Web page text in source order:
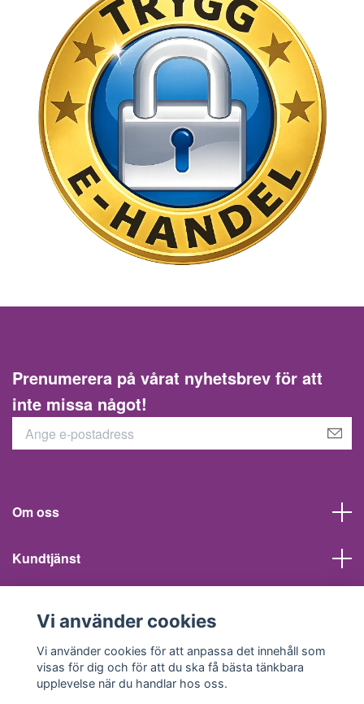
Prenumerera på vårat nyhetsbrev för att
inte missa något!
Om oss
Kundtjänst
Sociala medier
Vi använder cookies
Vi använder cookies för att anpassa det innehåll som
visas för dig och för att du ska få bästa tänkbara
upplevelse när du handlar hos oss.